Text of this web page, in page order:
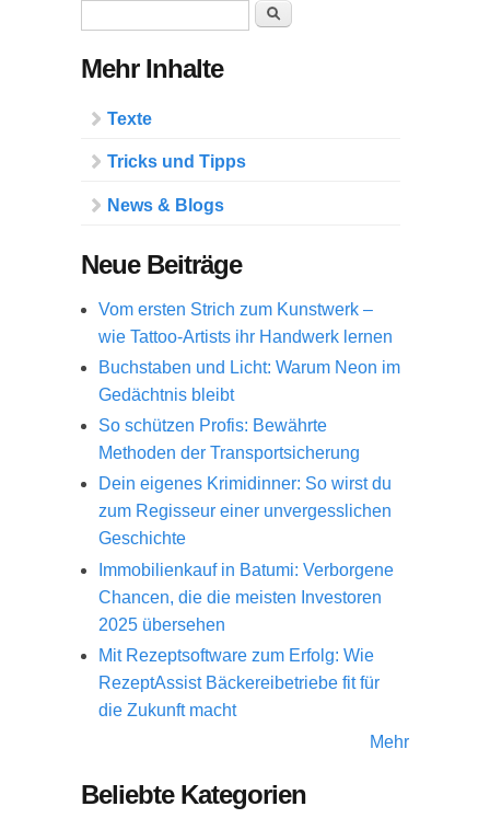
Suche
Mehr Inhalte
Texte
Tricks und Tipps
News & Blogs
Neue Beiträge
Vom ersten Strich zum Kunstwerk –
wie Tattoo-Artists ihr Handwerk lernen
Buchstaben und Licht: Warum Neon im
Gedächtnis bleibt
So schützen Profis: Bewährte
Methoden der Transportsicherung
Dein eigenes Krimidinner: So wirst du
zum Regisseur einer unvergesslichen
Geschichte
Immobilienkauf in Batumi: Verborgene
Chancen, die die meisten Investoren
2025 übersehen
Mit Rezeptsoftware zum Erfolg: Wie
RezeptAssist Bäckereibetriebe fit für
die Zukunft macht
Mehr
Beliebte Kategorien